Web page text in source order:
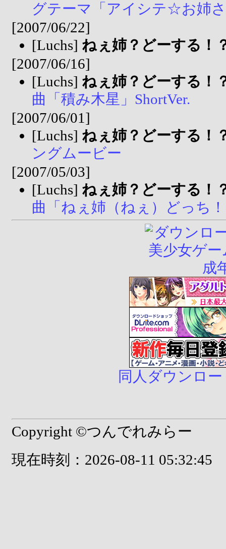
グテーマ「アイシテ☆お姉さ
[2007/06/22]
[Luchs] ねぇ姉？どーする！
[2007/06/16]
[Luchs] ねぇ姉？どーする！
曲「積み木星」ShortVer.
[2007/06/01]
[Luchs] ねぇ姉？どーする！
ングムービー
[2007/05/03]
[Luchs] ねぇ姉？どーする！
曲「ねぇ姉（ねぇ）どっち！
同人ダウンロー
Copyright ©つんでれみらー
現在時刻：2026-08-11 05:32:45